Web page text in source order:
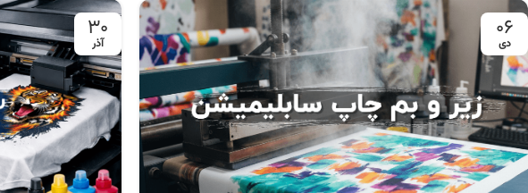
۰۶
دی ۳۰
آذر